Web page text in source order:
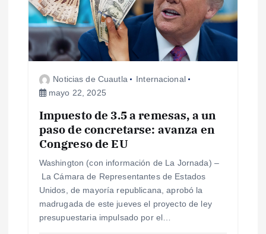
Noticias de Cuautla
Internacional
mayo 22, 2025
Impuesto de 3.5 a remesas, a un
paso de concretarse: avanza en
Congreso de EU
Washington (con información de La Jornada) –
La Cámara de Representantes de Estados
Unidos, de mayoría republicana, aprobó la
madrugada de este jueves el proyecto de ley
presupuestaria impulsado por el…